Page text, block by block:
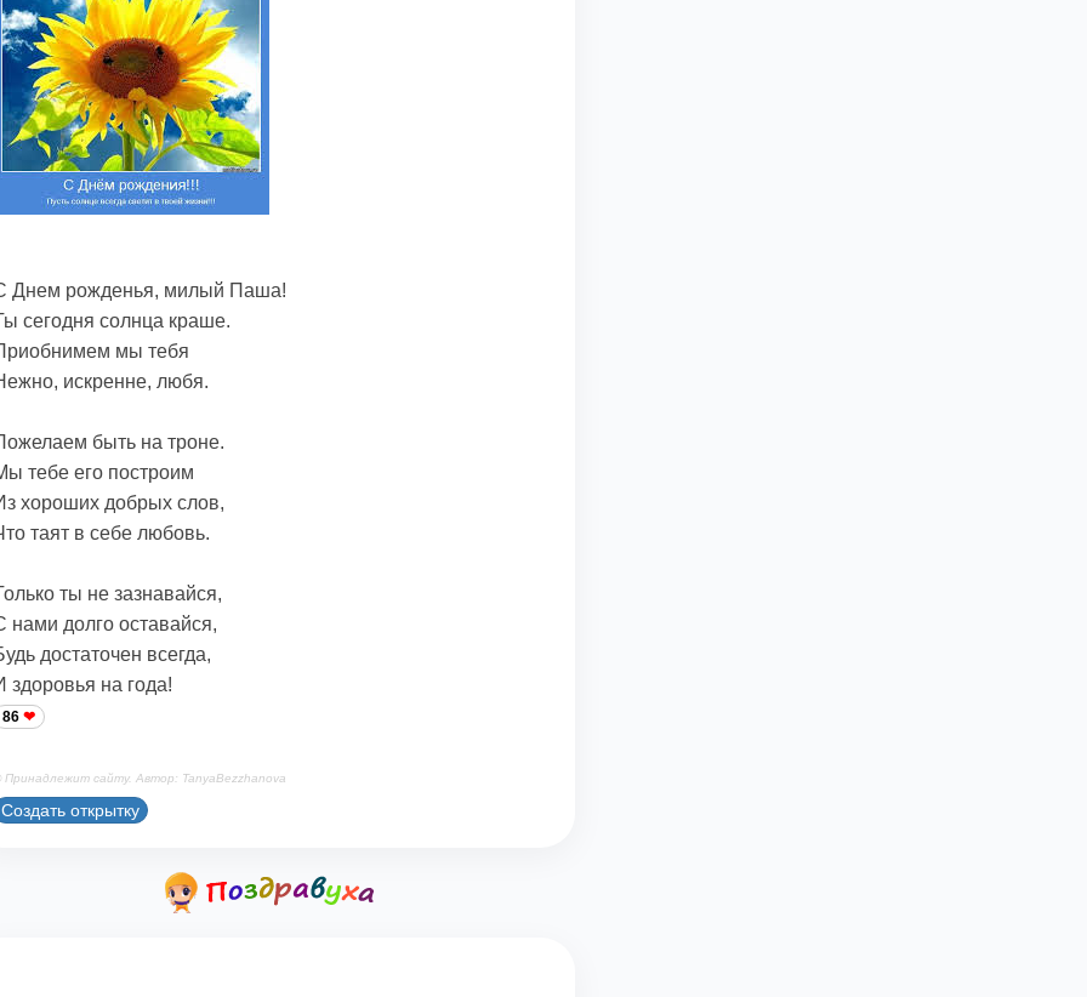
Днем рожденья, милый Паша!
сегодня солнца краше.
мы тебя
искренне, любя.
быть на троне.
тебе его построим
хороших добрых слов,
таят в себе любовь.
ты не зазнавайся,
нами долго оставайся,
достаточен всегда,
здоровья на года!
86
Принадлежит сайту. Автор: TanyaBezzhanova
Создать открытку